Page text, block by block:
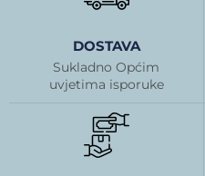
DOSTAVA
Sukladno Općim
uvjetima isporuke